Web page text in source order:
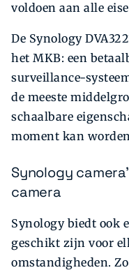
voldoen aan alle
De Synology
het MKB: een
surveillance-
de meeste
schaalbare
moment kan
Synology
camera
Synology biedt ook
geschikt zijn voor
omstandigheden.